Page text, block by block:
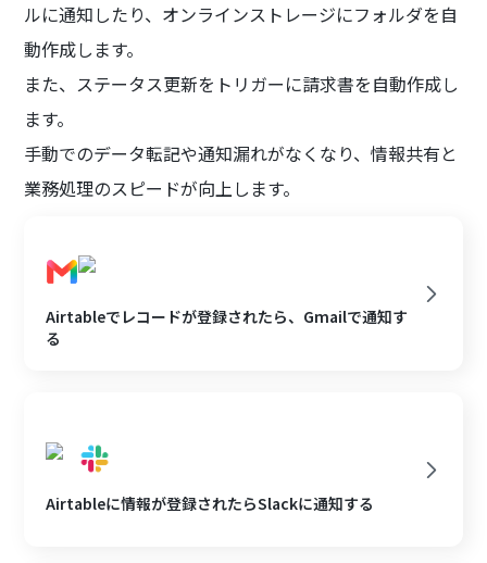
ルに通知したり、オンラインストレージにフォルダを自
動作成します。
また、ステータス更新をトリガーに請求書を自動作成し
ます。
手動でのデータ転記や通知漏れがなくなり、情報共有と
業務処理のスピードが向上します。
Airtableでレコードが登録されたら、Gmailで通知す
る
Airtableに情報が登録されたらSlackに通知する